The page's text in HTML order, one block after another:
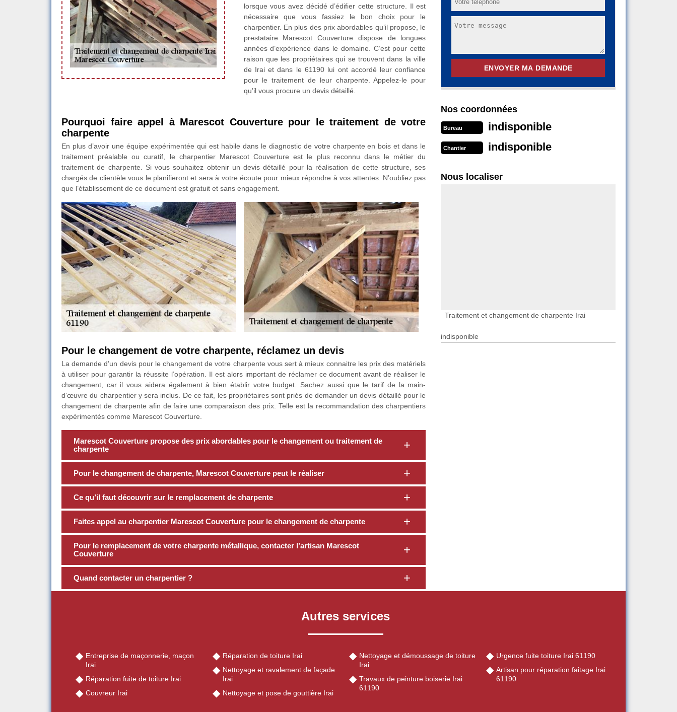
lorsque vous avez décidé d’édifier cette structure. Il est
nécessaire que vous fassiez le bon choix pour le
charpentier. En plus des prix abordables qu’il propose, le
prestataire Marescot Couverture dispose de longues
années d’expérience dans le domaine. C’est pour cette
raison que les propriétaires qui se trouvent dans la ville
de Irai et dans le 61190 lui ont accordé leur confiance
pour le traitement de leur charpente. Appelez-le pour
qu’il vous procure un devis détaillé.
Pourquoi faire appel à Marescot Couverture pour le traitement de votre
charpente
En plus d’avoir une équipe expérimentée qui est habile dans le diagnostic de votre charpente en bois et dans le
traitement préalable ou curatif, le charpentier Marescot Couverture est le plus reconnu dans le métier du
traitement de charpente. Si vous souhaitez obtenir un devis détaillé pour la réalisation de cette structure, ses
chargés de clientèle vous le planifieront et sera à votre écoute pour mieux répondre à vos attentes. N’oubliez pas
que l’établissement de ce document est gratuit et sans engagement.
Pour le changement de votre charpente, réclamez un devis
La demande d’un devis pour le changement de votre charpente vous sert à mieux connaitre les prix des matériels
à utiliser pour garantir la réussite l’opération. Il est alors important de réclamer ce document avant de réaliser le
changement, car il vous aidera également à bien établir votre budget. Sachez aussi que le tarif de la main-
d’œuvre du charpentier y sera inclus. De ce fait, les propriétaires sont priés de demander un devis détaillé pour le
changement de charpente afin de faire une comparaison des prix. Telle est la recommandation des charpentiers
expérimentés comme Marescot Couverture.
Marescot Couverture propose des prix abordables pour le changement ou traitement de
charpente
Pour le changement de charpente, Marescot Couverture peut le réaliser
Ce qu’il faut découvrir sur le remplacement de charpente
Faites appel au charpentier Marescot Couverture pour le changement de charpente
Pour le remplacement de votre charpente métallique, contacter l’artisan Marescot
Couverture
Quand contacter un charpentier ?
Nos coordonnées
Bureau indisponible
Chantier indisponible
Nous localiser
Traitement et changement de charpente Irai
indisponible
Autres services
Entreprise de maçonnerie, maçon
Irai
Réparation fuite de toiture Irai
Couvreur Irai
Réparation de toiture Irai
Nettoyage et ravalement de façade
Irai
Nettoyage et pose de gouttière Irai
Nettoyage et démoussage de toiture
Irai
Travaux de peinture boiserie Irai
61190
Urgence fuite toiture Irai 61190
Artisan pour réparation faitage Irai
61190